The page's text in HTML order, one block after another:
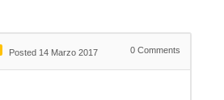
Posted 14 Marzo 2017 0 Comments